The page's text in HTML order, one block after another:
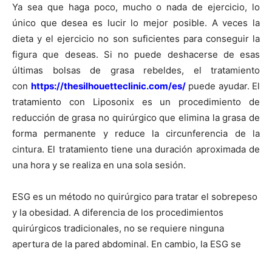
Ya sea que haga poco, mucho o nada de ejercicio, lo
único que desea es lucir lo mejor posible. A veces la
dieta y el ejercicio no son suficientes para conseguir la
figura que deseas. Si no puede deshacerse de esas
últimas bolsas de grasa rebeldes, el tratamiento
con https://thesilhouetteclinic.com/es/puede ayudar. El
tratamiento con Liposonix es un procedimiento de
reducción de grasa no quirúrgico que elimina la grasa de
forma permanente y reduce la circunferencia de la
cintura. El tratamiento tiene una duración aproximada de
una hora y se realiza en una sola sesión.
ESG es un método no quirúrgico para tratar el sobrepeso
y la obesidad. A diferencia de los procedimientos
quirúrgicos tradicionales, no se requiere ninguna
apertura de la pared abdominal. En cambio, la ESG se